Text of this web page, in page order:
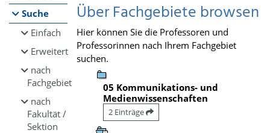
Suche
Einfach
Erweitert
nach
Fachgebiet
nach
Fakultät /
Sektion
Über Fachgebiete browsen
Hier können Sie die Professoren und
Professorinnen nach Ihrem Fachgebiet
suchen.
05 Kommunikations- und
Medienwissenschaften
2 Einträge